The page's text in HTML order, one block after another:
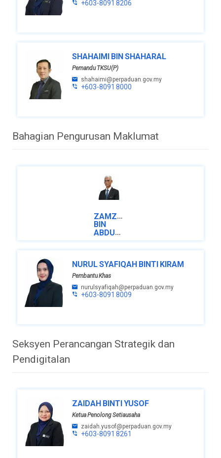
Setiausaha
+603-
8091 8031
+603-8091 8206
SHAHAIMI BIN SHAHARAL
Pemandu TKSU(P)
shahaimi@perpaduan.gov.my
+603-8091 8000
Bahagian Pengurusan Maklumat
ZAMZURI
BIN
ABDULLAH
zamzuri@perpaduan.gov.my
+603-
8091 8011
NURUL SYAFIQAH BINTI KIRAM
Pembantu Khas
nurulsyafiqah@perpaduan.gov.my
+603-8091 8009
Seksyen Perancangan Strategik dan
Pendigitalan
ZAIDAH BINTI YUSOF
Ketua Penolong Setiausaha
zaidah.yusof@perpaduan.gov.my
+603-8091 8261